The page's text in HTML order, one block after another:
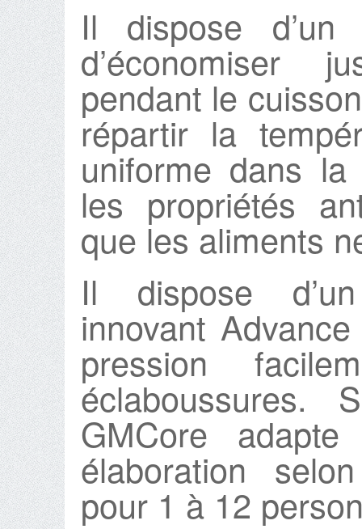
Il dispose d’un
d’économiser
pendant le
répartir la
uniforme dans
les propriétés
que les aliments
Il dispose
innovant
pression
éclaboussures.
GMCore
élaboration
pour 1 à 12